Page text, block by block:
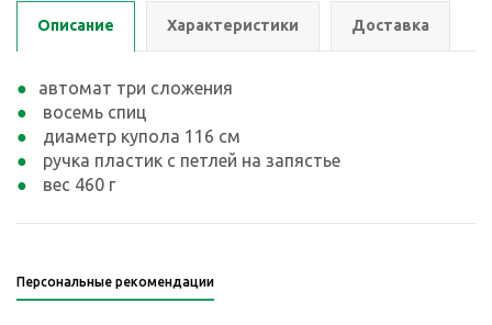
Описание Характеристики Доставка
автомат три сложения
восемь спиц
диаметр купола 116 см
ручка пластик с петлей на запястье
вес 460 г
Персональные рекомендации